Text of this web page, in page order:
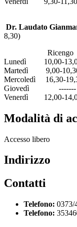
Dr. Laudato
8,30)
Ricengo
Lunedì 10,00-
Martedì 9,00-
Mercoledì 16,30-
Giovedì
Venerdì 12,00-
Modalità di
Accesso libero
Indirizzo
Contatti
Telefono: 0373/
Telefono: